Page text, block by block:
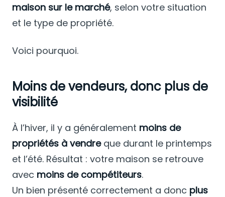
maison sur le marché, selon votre situation
et le type de propriété.
Voici pourquoi.
Moins de vendeurs, donc plus de
visibilité
À l’hiver, il y a généralement moins de
propriétés à vendreque durant le printemps
et l’été. Résultat : votre maison se retrouve
avec moins de compétiteurs.
Un bien présenté correctement a donc plus